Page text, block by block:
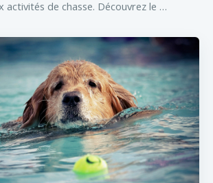
activités de chasse. Découvrez le …